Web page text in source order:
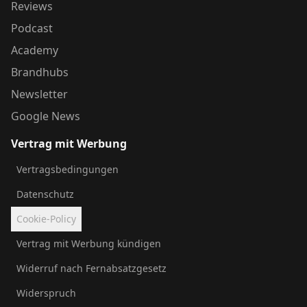
Reviews
Podcast
Academy
Brandhubs
Newsletter
Google News
Vertrag mit Werbung
Vertragsbedingungen
Datenschutz
Cookie-Policy
Vertrag mit Werbung kündigen
Widerruf nach Fernabsatzgesetz
Widerspruch